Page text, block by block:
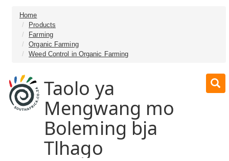
Home
Products
Farming
Organic Farming
Weed Control in Organic Farming
Taolo ya
Mengwang mo
Boleming bja
Tlhago